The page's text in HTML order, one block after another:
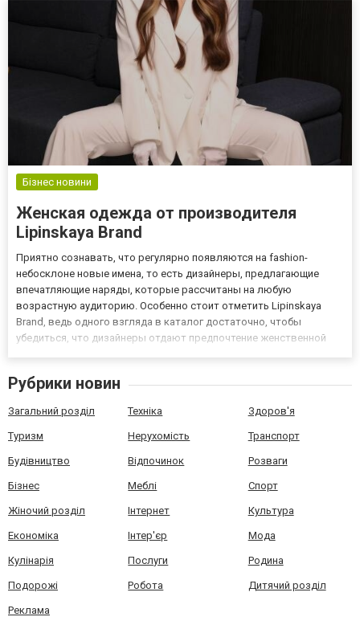
Бізнес новини
Женская одежда от производителя
Lipinskaya Brand
Приятно сознавать, что регулярно появляются на fashion-
небосклоне новые имена, то есть дизайнеры, предлагающие
впечатляющие наряды, которые рассчитаны на любую
возрастную аудиторию. Особенно стоит отметить Lipinskaya
Brand, ведь одного взгляда в каталог достаточно, чтобы
убедиться, что дизайнеры отдают предпочтение женственной
указывается состав т...
Рубрики новин
Загальний розділ Техніка Здоров'я
Туризм Нерухомість Транспорт
Будівництво Відпочинок Розваги
Бізнес Меблі Спорт
Жіночий розділ Інтернет Культура
Економіка Інтер'єр Мода
Кулінарія Послуги Родина
Подорожі Робота Дитячий розділ
Реклама